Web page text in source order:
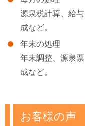
源泉税計算、給
成など。
年末の処理
年末調整、源泉
成など。
お客様の声